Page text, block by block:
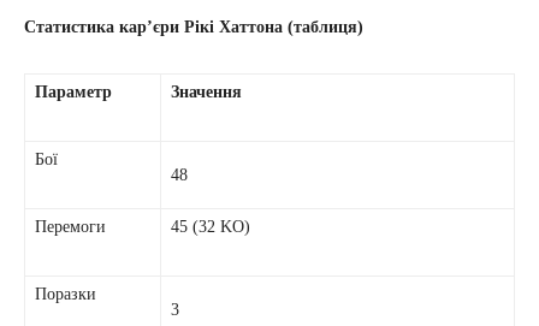
Статистика кар’єри Рікі Хаттона (таблиця)
Параметр Значення
Бої
48
Перемоги 45 (32 KO)
Поразки
3